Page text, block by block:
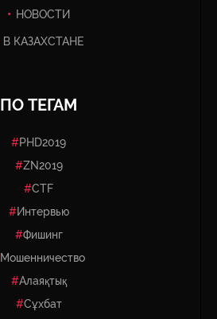
НОВОСТИ
В КАЗАХСТАНЕ
ПО ТЕГАМ
PHD2019
ZN2019
CTF
Интервью
Фишинг
Мошенничество
Алаяқтық
Сұхбат